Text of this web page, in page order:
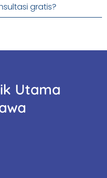
gratis?
Utama